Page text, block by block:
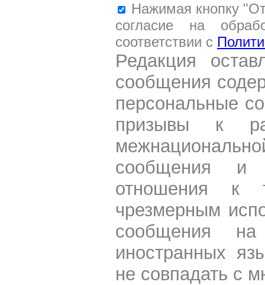
Нажимая кнопку
согласие на
соответствии с
Редакция
сообщения
персональные
призывы к
сообщения и
отношения к
чрезмерным
сообщения
иностранных
не совпадать с